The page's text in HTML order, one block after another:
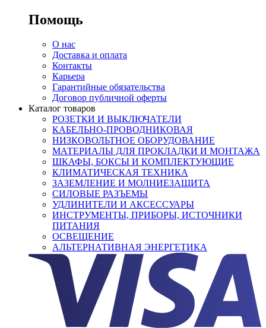
Помощь
О нас
Доставка и оплата
Контакты
Карьера
Гарантийные обязательства
Договор публичной оферты
Каталог товаров
РОЗЕТКИ И ВЫКЛЮЧАТЕЛИ
КАБЕЛЬНО-ПРОВОДНИКОВАЯ
НИЗКОВОЛЬТНОЕ ОБОРУДОВАНИЕ
МАТЕРИАЛЫ ДЛЯ ПРОКЛАДКИ И МОНТАЖА
ШКАФЫ, БОКСЫ И КОМПЛЕКТУЮЩИЕ
КЛИМАТИЧЕСКАЯ ТЕХНИКА
ЗАЗЕМЛЕНИЕ И МОЛНИЕЗАЩИТА
СИЛОВЫЕ РАЗЪЕМЫ
УДЛИНИТЕЛИ И АКСЕССУАРЫ
ИНСТРУМЕНТЫ, ПРИБОРЫ, ИСТОЧНИКИ
ПИТАНИЯ
ОСВЕЩЕНИЕ
АЛЬТЕРНАТИВНАЯ ЭНЕРГЕТИКА